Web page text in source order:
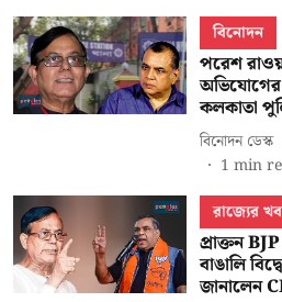
বিনোদন
পরেশ
কলকাতা
বিনোদন ডেস্ক
1 min
রাজ্যের
প্রাক্তন
বাঙালি
জানালেন